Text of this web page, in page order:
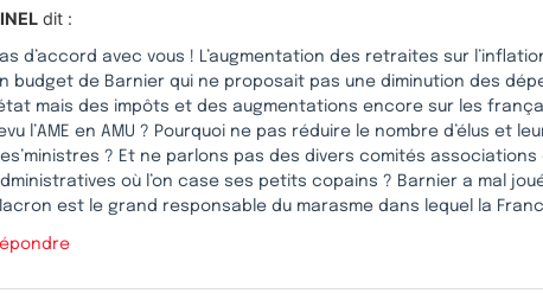
dit :
d’accord avec vous ! L’augmentation des retraites sur
budget de Barnier qui ne proposait pas une diminution des
mais des impôts et des augmentations encore sur les
l’AME en AMU ? Pourquoi ne pas réduire le nombre d’élus et
? Et ne parlons pas des divers comités
où l’on case ses petits copains ? Barnier a mal
est le grand responsable du marasme dans lequel la